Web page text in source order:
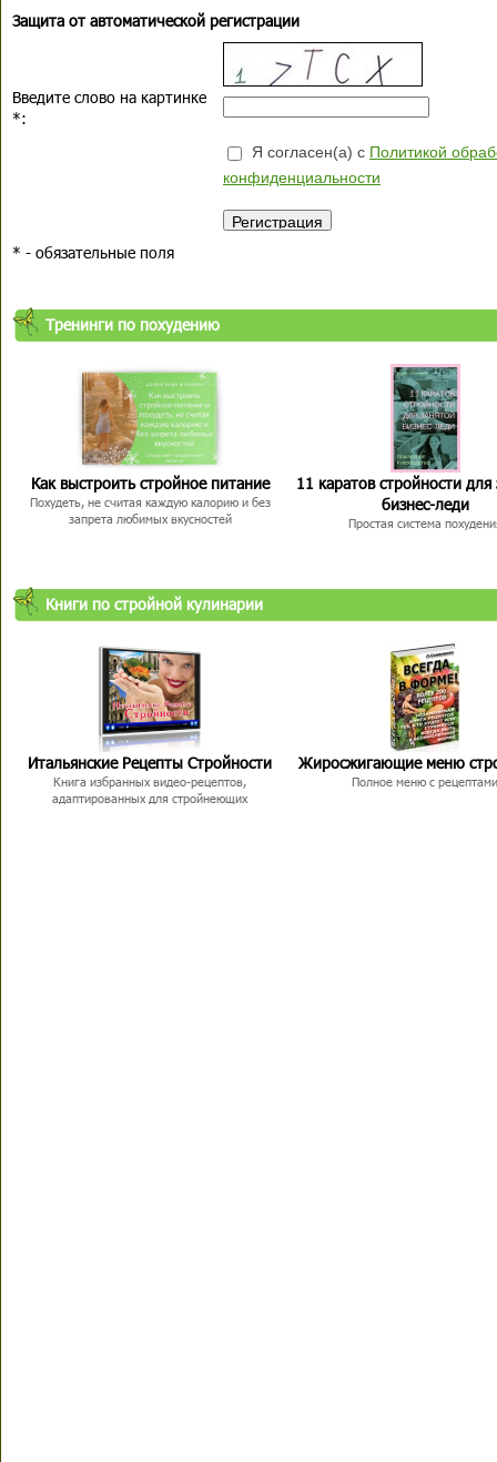
Защита от автоматической регистрации
Введите слово на картинке
*:
Я согласен(а) с Политикой
конфиденциальности
* - обязательные поля
Тренинги по похудению
Как выстроить стройное питание
Похудеть, не считая каждую калорию и без
запрета любимых вкусностей
11 каратов стройности для
бизнес-леди
Простая система
Книги по стройной кулинарии
Итальянские Рецепты Стройности
Книга избранных видео-рецептов,
адаптированных для стройнеющих
Жиросжигающие меню
Полное меню с рецептами